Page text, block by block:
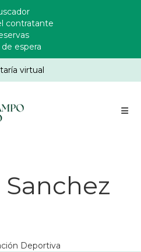
Enlaces
Header
contratante
de espera
virtual
Deportiva